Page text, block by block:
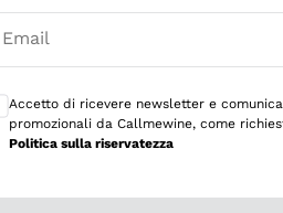
Email
Accetto di ricevere newsletter e
promozionali da Callmewine, come
Politica sulla riservatezza